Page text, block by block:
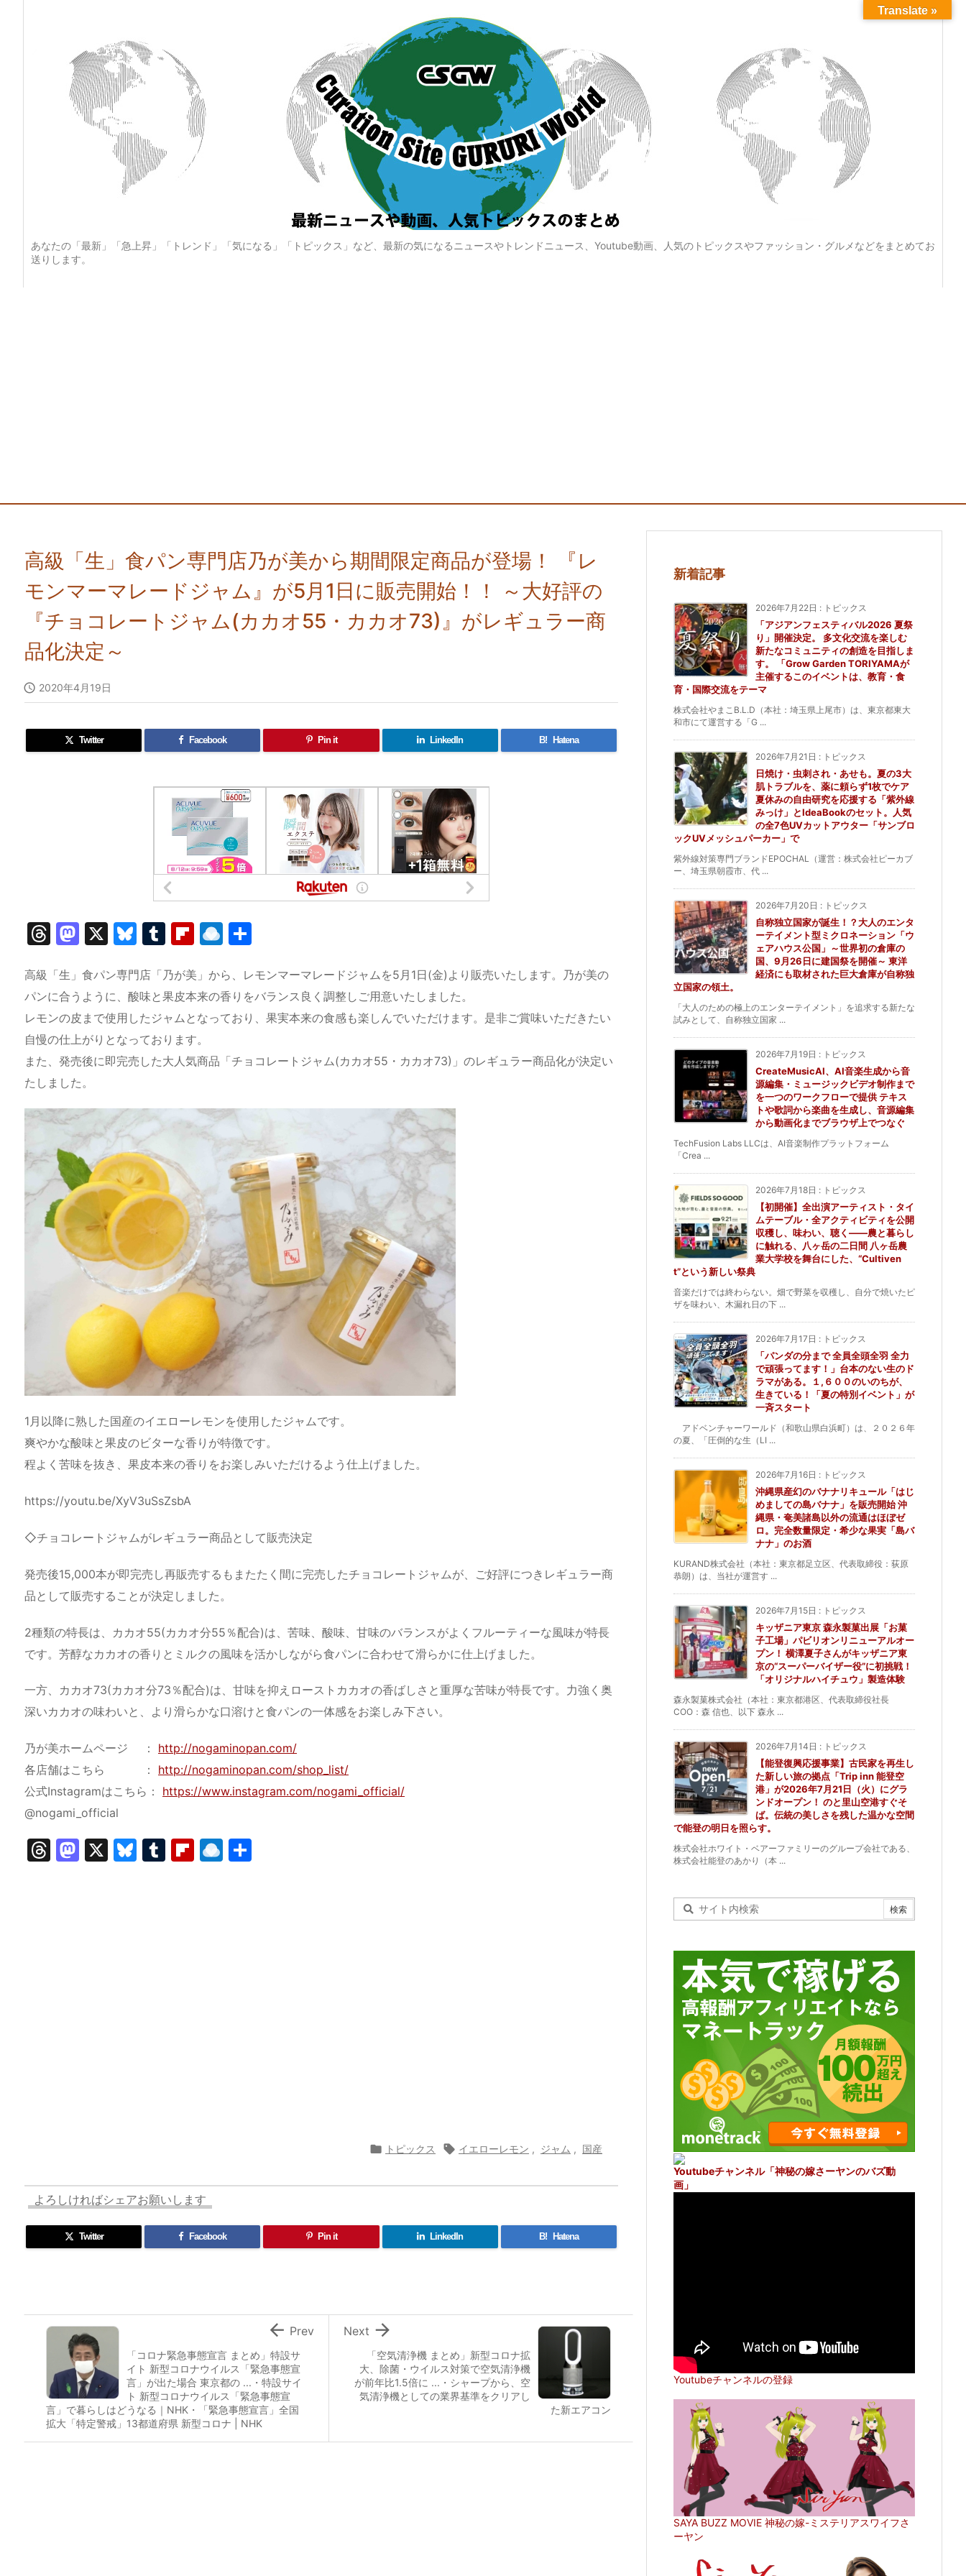
あなたの「最新」「急上昇」「トレンド」「気になる」「トピックス」など、最新の気になるニュースやトレンドニュース、Youtube動画、人気のトピックスやファッション・グルメなどをまとめてお
送りします。
高級「生」食パン専門店乃が美から期間限定商品が登場！ 『レ
モンマーマレードジャム』が5月1日に販売開始！！ ～大好評の
『チョコレートジャム(カカオ55・カカオ73)』がレギュラー商
品化決定～
 2020年4月19日
Twitter Facebook Pin it LinkedIn B! Hatena
T
e
a
d
s
M
st
o
d
o
n
X
Bl
e
s
k
y
T
m
bl
r
Fl
b
o
ar
d
R
n
dr
o
p.
io
高級「生」食パン専門店「乃が美」から、レモンマーマレードジャムを5月1日(金)より販売いたします。乃が美の
パンに合うように、酸味と果皮本来の香りをバランス良く調整しご用意いたしました。
レモンの皮まで使用したジャムとなっており、果実本来の食感も楽しんでいただけます。是非ご賞味いただきたい
自慢の仕上がりとなっております。
また、発売後に即完売した大人気商品「チョコレートジャム(カカオ55・カカオ73)」のレギュラー商品化が決定い
たしました。
1月以降に熟した国産のイエローレモンを使用したジャムです。
爽やかな酸味と果皮のビターな香りが特徴です。
程よく苦味を抜き、果皮本来の香りをお楽しみいただけるよう仕上げました。
https://youtu.be/XyV3uSsZsbA
◇チョコレートジャムがレギュラー商品として販売決定
発売後15,000本が即完売し再販売するもまたたく間に完売したチョコレートジャムが、ご好評につきレギュラー商
品として販売することが決定しました。
2種類の特長は、カカオ55(カカオ分55％配合)は、苦味、酸味、甘味のバランスがよくフルーティーな風味が特長
です。芳醇なカカオの香りとミルクの風味を活かしながら食パンに合わせて滑らかに仕上げました。
一方、カカオ73(カカオ分73％配合)は、甘味を抑えローストカカオの香ばしさと重厚な苦味が特長です。力強く奥
深いカカオの味わいと、より滑らかな口溶けと食パンの一体感をお楽しみ下さい。
乃が美ホームページ ： http://nogaminopan.com/
各店舗はこちら ： http://nogaminopan.com/shop_list/
公式Instagramはこちら： https://www.instagram.com/nogami_official/
@nogami_official
T
M X
Bl T
Fl R
 トピックス  イエローレモン , ジャム , 国産
よろしければシェアお願いします
Twitter Facebook Pin it LinkedIn B! Hatena
「空気清浄機 まとめ」新型コロナ拡
大、除菌・ウイルス対策で空気清浄機
が前年比1.5倍に ...・シャープから、空
気清浄機としての業界基準をクリアし
た新エアコン

Next
「コロナ緊急事態宣言 まとめ」特設サ
イト 新型コロナウイルス「緊急事態宣
言」が出た場合 東京都の ...・特設サイ
ト 新型コロナウイルス「緊急事態宣
言」で暮らしはどうなる｜NHK・「緊急事態宣言」全国
拡大「特定警戒」13都道府県 新型コロナ | NHK
 Prev
新着記事
2026年7月22日 : トピックス
「アジアンフェスティバル2026 夏祭
り」開催決定。 多文化交流を楽しむ
新たなコミュニティの創造を目指しま
す。 「Grow Garden TORIYAMAが
主催するこのイベントは、教育・食
育・国際交流をテーマ
株式会社やまこB.L.D（本社：埼玉県上尾市）は、東京都東大
和市にて運営する「G ...
2026年7月21日 : トピックス
日焼け・虫刺され・あせも。夏の3大
肌トラブルを、薬に頼らず1枚でケア
夏休みの自由研究を応援する「紫外線
みっけ」とIdeaBookのセット。人気
の全7色UVカットアウター「サンブロ
ックUVメッシュパーカー」で
紫外線対策専門ブランドEPOCHAL（運営：株式会社ピーカブ
ー、埼玉県朝霞市、代 ...
2026年7月20日 : トピックス
自称独立国家が誕生！？大人のエンタ
ーテイメント型ミクロネーション「ウ
ェアハウス公国」～世界初の倉庫の
国、9月26日に建国祭を開催～ 東洋
経済にも取材された巨大倉庫が自称独
立国家の領土。
「大人のための極上のエンターテイメント」を追求する新たな
試みとして、自称独立国家 ...
2026年7月19日 : トピックス
CreateMusicAI、AI音楽生成から音
源編集・ミュージックビデオ制作まで
を一つのワークフローで提供 テキス
トや歌詞から楽曲を生成し、音源編集
から動画化までブラウザ上でつなぐ
TechFusion Labs LLCは、AI音楽制作プラットフォーム
「Crea ...
2026年7月18日 : トピックス
【初開催】全出演アーティスト・タイ
ムテーブル・全アクティビティを公開
収穫し、味わい、聴く——農と暮らし
に触れる、八ヶ岳の二日間 八ヶ岳農
業大学校を舞台にした、“Cultiven
t”という新しい祭典
音楽だけでは終わらない。畑で野菜を収穫し、自分で焼いたピ
ザを味わい、木漏れ日の下 ...
2026年7月17日 : トピックス
「パンダの分まで 全員全頭全羽 全力
で頑張ってます！」台本のない生のド
ラマがある。１,６００のいのちが、
生きている！「夏の特別イベント」が
一斉スタート
アドベンチャーワールド（和歌山県白浜町）は、２０２６年
の夏、「圧倒的な生（LI ...
2026年7月16日 : トピックス
沖縄県産幻のバナナリキュール「はじ
めましての島バナナ」を販売開始 沖
縄県・奄美諸島以外の流通はほぼゼ
ロ。完全数量限定・希少な果実「島バ
ナナ」のお酒
KURAND株式会社（本社：東京都足立区、代表取締役：荻原
恭朗）は、当社が運営す ...
2026年7月15日 : トピックス
キッザニア東京 森永製菓出展「お菓
子工場」パビリオンリニューアルオー
プン！ 横澤夏子さんがキッザニア東
京の“スーパーバイザー役”に初挑戦！
「オリジナルハイチュウ」製造体験
森永製菓株式会社（本社：東京都港区、代表取締役社長
COO：森 信也、以下 森永 ...
2026年7月14日 : トピックス
【能登復興応援事業】古民家を再生し
た新しい旅の拠点「Trip inn 能登空
港」が2026年7月21日（火）にグラ
ンドオープン！ のと里山空港すぐそ
ば。伝統の美しさを残した温かな空間
で能登の明日を照らす。
株式会社ホワイト・ベアーファミリーのグループ会社である、
株式会社能登のあかり（本 ...
Youtubeチャンネル「神秘の嫁さーヤンのバズ動
画」
Youtubeチャンネルの登録
SAYA BUZZ MOVIE 神秘の嫁-ミステリアスワイフさ
ーヤン
Translate »